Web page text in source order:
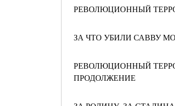
РЕВОЛЮЦИОННЫЙ
ЗА ЧТО УБИЛИ САВВУ
РЕВОЛЮЦИОННЫЙ
ПРОДОЛЖЕНИЕ